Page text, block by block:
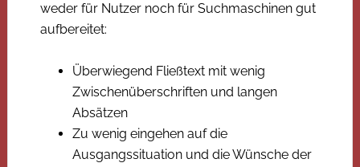
weder für Nutzer noch für Suchmaschinen gut
aufbereitet:
Überwiegend Fließtext mit wenig
Zwischenüberschriften und langen
Absätzen
Zu wenig eingehen auf die
Ausgangssituation und die Wünsche der